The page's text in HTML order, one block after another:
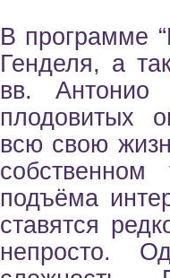
В программе
Генделя, а
вв.
плодовитых
всю свою
подъёма
ставятся
непросто.